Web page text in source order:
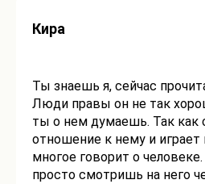
Кира
Ты знаешь я, сейчас
Люди правы он не так
ты о нем думаешь. Так как
отношение к нему и играет
многое говорит о
просто смотришь на него